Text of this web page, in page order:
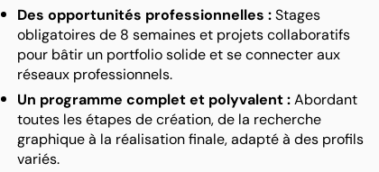
Des opportunités professionnelles :Stages
obligatoires de 8 semaines et projets collaboratifs
pour bâtir un portfolio solide et se connecter aux
réseaux professionnels.
Un programme complet et polyvalent :Abordant
toutes les étapes de création, de la recherche
graphique à la réalisation finale, adapté à des profils
variés.